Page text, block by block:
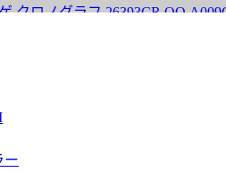
ノグラフ
ー